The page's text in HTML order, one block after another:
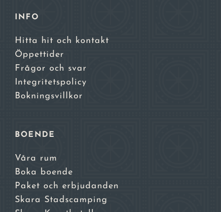
INFO
Hitta hit och kontakt
Öppettider
Frågor och svar
Integritetspolicy
Bokningsvillkor
BOENDE
Våra rum
Boka boende
Paket och erbjudanden
Skara Stadscamping